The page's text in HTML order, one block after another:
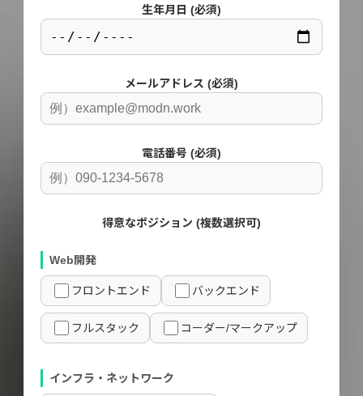
生年月日 (必須)
メールアドレス (必須)
電話番号 (必須)
得意なポジション (複数選択可)
Web開発
フロントエンド バックエンド
フルスタック コーダー/マークアップ
インフラ・ネットワーク